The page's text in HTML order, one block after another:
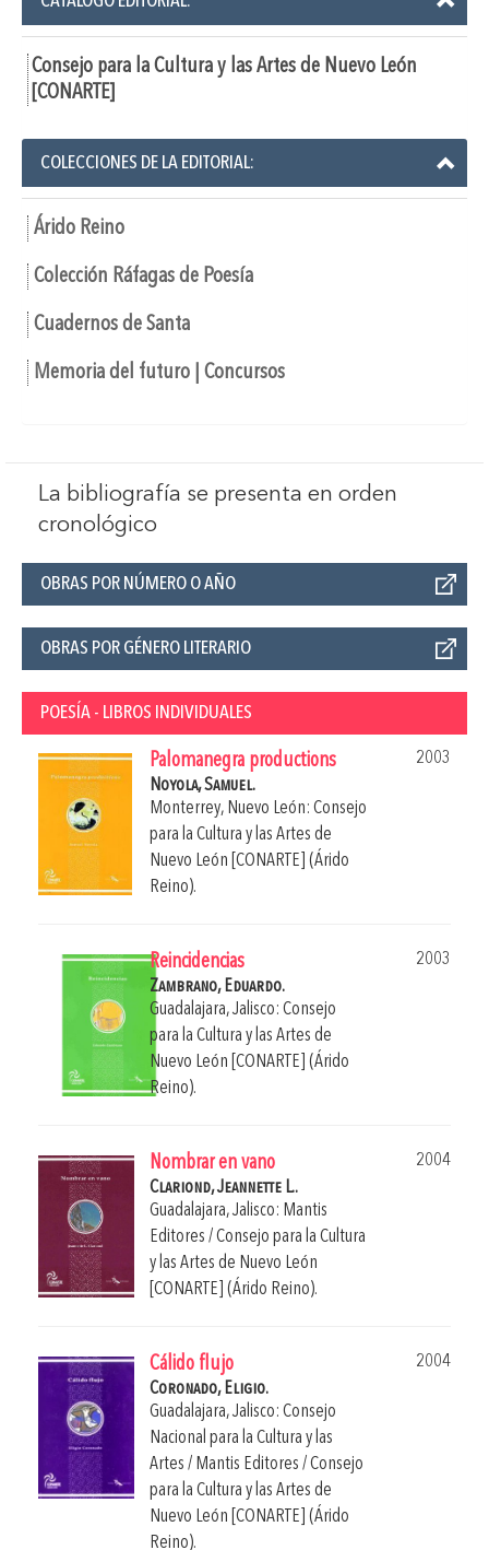
Consejo para la Cultura y las Artes de Nuevo León
[CONARTE]
COLECCIONES DE LA EDITORIAL:
Árido Reino
Colección Ráfagas de Poesía
Cuadernos de Santa
Memoria del futuro | Concursos
La bibliografía se presenta en orden
cronológico
OBRAS POR NÚMERO O AÑO
OBRAS POR GÉNERO LITERARIO
POESÍA - LIBROS INDIVIDUALES
Palomanegra productions
2003
Noyola, Samuel.
Monterrey, Nuevo León: Consejo
para la Cultura y las Artes de
Nuevo León [CONARTE] (Árido
Reino).
Reincidencias
2003
Zambrano, Eduardo.
Guadalajara, Jalisco: Consejo
para la Cultura y las Artes de
Nuevo León [CONARTE] (Árido
Reino).
Nombrar en vano
2004
Clariond, Jeannette L..
Guadalajara, Jalisco: Mantis
Editores / Consejo para la Cultura
y las Artes de Nuevo León
[CONARTE] (Árido Reino).
Cálido flujo
2004
Coronado, Eligio.
Guadalajara, Jalisco: Consejo
Nacional para la Cultura y las
Artes / Mantis Editores / Consejo
para la Cultura y las Artes de
Nuevo León [CONARTE] (Árido
Reino).